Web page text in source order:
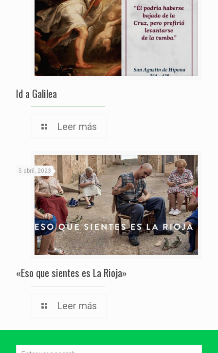
Id a Galilea
Leer más
5 abril, 2023
«Eso que sientes es La Rioja»
Leer más